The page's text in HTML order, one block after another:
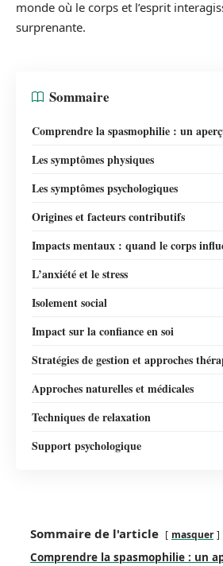
monde où le corps et l’esprit
surprenante.
Sommaire
Comprendre la spasmophilie : un
Les symptômes physiques
Les symptômes psychologiques
Origines et facteurs contributifs
Impacts mentaux : quand le corps
L’anxiété et le stress
Isolement social
Impact sur la confiance en soi
Stratégies de gestion et approches
Approches naturelles et médicales
Techniques de relaxation
Support psychologique
Sommaire de l'article masquer
Comprendre la spasmophilie : un